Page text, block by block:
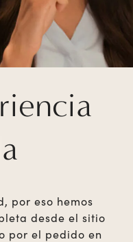
por eso hemos
desde el sitio
por el pedido en